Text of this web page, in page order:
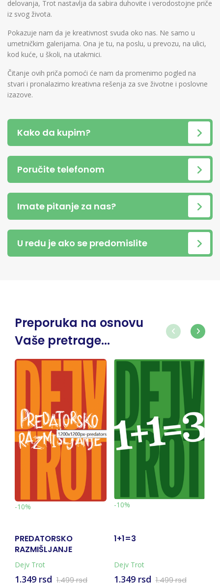
delovanja, Trot nastavlja da sabira duhovite i verodostojne priče
iz svog života.
Pokazuje nam da je kreativnost svuda oko nas. Ne samo u
umetničkim galerijama. Ona je tu, na poslu, u prevozu, na ulici,
kod kuće, u školi, na utakmici.
Čitanje ovih priča pomoći će nam da promenimo pogled na
stvari i pronalazimo kreativna rešenja za sve životne i poslovne
izazove.
Kako da kupim?
Poručite telefonom
Imate pitanje za nas?
U redu je ako se predomislite
Preporuka na osnovu
Vaše pretrage...
-10%
PREDATORSKO
RAZMIŠLJANJE
Dejv Trot
1.349 rsd 1.499 rsd
-10%
1+1=3
Dejv Trot
1.349 rsd 1.499 rsd